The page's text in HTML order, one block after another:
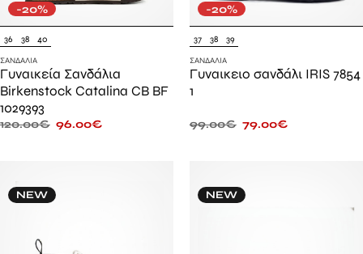
-20%
36 38 40
ΣΑΝΔΆΛΙΑ
Γυναικεία Σανδάλια
Birkenstock Catalina CB BF
1029393
120.00€ 96.00€
-20%
37 38 39
ΣΑΝΔΆΛΙΑ
Γυναικειο σανδάλι IRIS 7854
1
99.00€ 79.00€
NEW NEW